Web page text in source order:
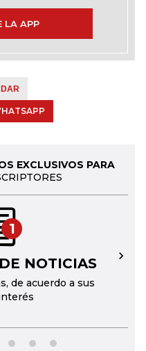
LA APP
EXCLUSIVOS PARA
1
NOTICIAS
de acuerdo a sus
→